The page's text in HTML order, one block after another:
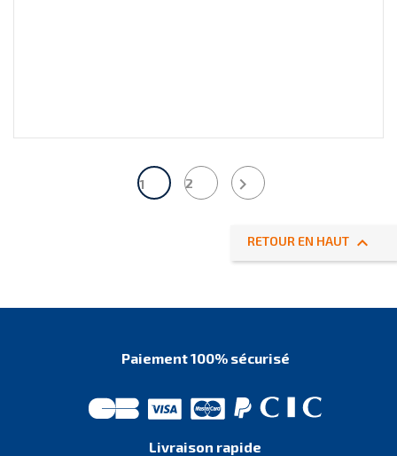
1 2 
RETOUR EN HAUT 
Paiement 100% sécurisé
Livraison rapide